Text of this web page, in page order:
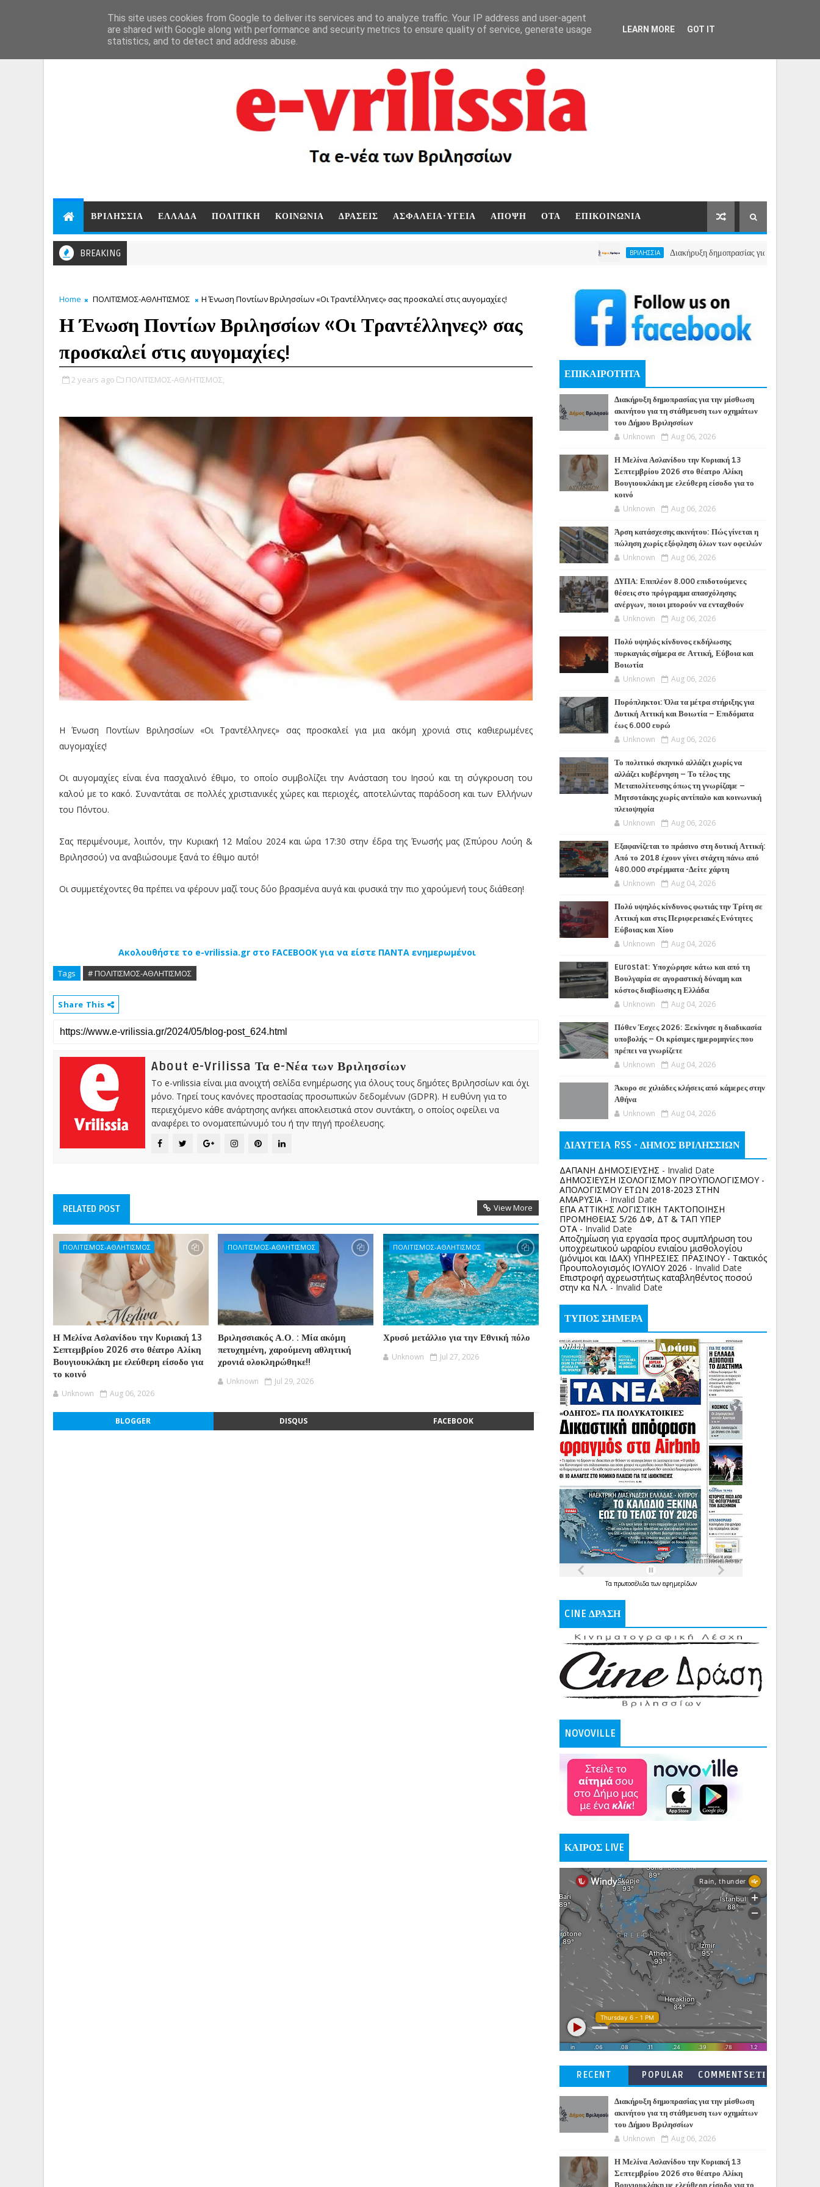
ΒΡΙΛΗΣΣΙΑ ΕΛΛΑΔΑ ΠΟΛΙΤΙΚΗ ΚΟΙΝΩΝΙΑ ΔΡΑΣΕΙΣ ΑΣΦΑΛΕΙΑ-ΥΓΕΙΑ ΑΠΟΨΗ ΟΤΑ ΕΠΙΚΟΙΝΩΝΙΑ
BREAKING ΒΡΙΛΗΣΣΙΑ Διακήρυξη δημοπρασίας για την μίσθωση ακινήτου
Home ΠΟΛΙΤΙΣΜΟΣ-ΑΘΛΗΤΙΣΜΟΣ Η Ένωση Ποντίων Βριλησσίων «Οι Τραντέλληνες» σας προσκαλεί στις αυγομαχίες!
Η Ένωση Ποντίων Βριλησσίων «Οι Τραντέλληνες» σας
προσκαλεί στις αυγομαχίες!
2 years ago ΠΟΛΙΤΙΣΜΟΣ-ΑΘΛΗΤΙΣΜΟΣ,
Η Ένωση Ποντίων Βριλησσίων «Οι Τραντέλληνες» σας προσκαλεί για μια ακόμη χρονιά στις καθιερωμένες
αυγομαχίες!
Οι αυγομαχίες είναι ένα πασχαλινό έθιμο, το οποίο συμβολίζει την Ανάσταση του Ιησού και τη σύγκρουση του
καλού με το κακό. Συναντάται σε πολλές χριστιανικές χώρες και περιοχές, αποτελώντας παράδοση και των Ελλήνων
του Πόντου.
Σας περιμένουμε, λοιπόν, την Κυριακή 12 Μαΐου 2024 και ώρα 17:30 στην έδρα της Ένωσής μας (Σπύρου Λούη &
Βριλησσού) να αναβιώσουμε ξανά το έθιμο αυτό!
Οι συμμετέχοντες θα πρέπει να φέρουν μαζί τους δύο βρασμένα αυγά και φυσικά την πιο χαρούμενή τους διάθεση!
Ακολουθήστε το e-vrilissia.gr στο FACEBOOK για να είστε ΠΑΝΤΑ ενημερωμένοι
Tags # ΠΟΛΙΤΙΣΜΟΣ-ΑΘΛΗΤΙΣΜΟΣ
Share This
About e-Vrilissa Τα e-Νέα των Βριλησσίων
Το e-vrilissia είναι μια ανοιχτή σελίδα ενημέρωσης για όλους τους δημότες Βριλησσίων και όχι
μόνο. Τηρεί τους κανόνες προστασίας προσωπικών δεδομένων (GDPR). Η ευθύνη για το
περιεχόμενο κάθε ανάρτησης ανήκει αποκλειστικά στον συντάκτη, ο οποίος οφείλει να
αναφέρει το ονοματεπώνυμό του ή την πηγή προέλευσης.
RELATED POST View More
ΠΟΛΙΤΙΣΜΟΣ-ΑΘΛΗΤΙΣΜΟΣ
Η Μελίνα Ασλανίδου την Kυριακή 13
Σεπτεμβρίου 2026 στο θέατρο Αλίκη
Βουγιουκλάκη με ελεύθερη είσοδο για
το κοινό
Unknown Aug 06, 2026
ΠΟΛΙΤΙΣΜΟΣ-ΑΘΛΗΤΙΣΜΟΣ
Βριλησσιακός Α.Ο. : Μία ακόμη
πετυχημένη, χαρούμενη αθλητική
χρονιά ολοκληρώθηκε!!
Unknown Jul 29, 2026
ΠΟΛΙΤΙΣΜΟΣ-ΑΘΛΗΤΙΣΜΟΣ
Χρυσό μετάλλιο για την Εθνική πόλο
Unknown Jul 27, 2026
BLOGGER DISQUS FACEBOOK
ΕΠΙΚΑΙΡΟΤΗΤΑ
Διακήρυξη δημοπρασίας για την μίσθωση
ακινήτου για τη στάθμευση των οχημάτων
του Δήμου Βριλησσίων
Unknown Aug 06, 2026
Η Μελίνα Ασλανίδου την Kυριακή 13
Σεπτεμβρίου 2026 στο θέατρο Αλίκη
Βουγιουκλάκη με ελεύθερη είσοδο για το
κοινό
Unknown Aug 06, 2026
Άρση κατάσχεσης ακινήτου: Πώς γίνεται η
πώληση χωρίς εξόφληση όλων των οφειλών
Unknown Aug 06, 2026
ΔΥΠΑ: Επιπλέον 8.000 επιδοτούμενες
θέσεις στο πρόγραμμα απασχόλησης
ανέργων, ποιοι μπορούν να ενταχθούν
Unknown Aug 06, 2026
Πολύ υψηλός κίνδυνος εκδήλωσης
πυρκαγιάς σήμερα σε Αττική, Εύβοια και
Βοιωτία
Unknown Aug 06, 2026
Πυρόπληκτοι: Όλα τα μέτρα στήριξης για
Δυτική Αττική και Βοιωτία – Επιδόματα
έως 6.000 ευρώ
Unknown Aug 06, 2026
Το πολιτικό σκηνικό αλλάζει χωρίς να
αλλάζει κυβέρνηση – Το τέλος της
Μεταπολίτευσης όπως τη γνωρίζαμε –
Μητσοτάκης χωρίς αντίπαλο και κοινωνική
πλειοψηφία
Unknown Aug 06, 2026
Εξαφανίζεται το πράσινο στη δυτική Αττική:
Από το 2018 έχουν γίνει στάχτη πάνω από
480.000 στρέμματα -Δείτε χάρτη
Unknown Aug 04, 2026
Πολύ υψηλός κίνδυνος φωτιάς την Τρίτη σε
Αττική και στις Περιφερειακές Ενότητες
Εύβοιας και Χίου
Unknown Aug 04, 2026
Eurostat: Υποχώρησε κάτω και από τη
Βουλγαρία σε αγοραστική δύναμη και
κόστος διαβίωσης η Ελλάδα
Unknown Aug 04, 2026
Πόθεν Έσχες 2026: Ξεκίνησε η διαδικασία
υποβολής – Οι κρίσιμες ημερομηνίες που
πρέπει να γνωρίζετε
Unknown Aug 04, 2026
Άκυρο σε χιλιάδες κλήσεις από κάμερες στην
Αθήνα
Unknown Aug 04, 2026
ΔΙΑΥΓΕΙΑ RSS - ΔΗΜΟΣ ΒΡΙΛΗΣΣΙΩΝ
ΔΑΠΑΝΗ ΔΗΜΟΣΙΕΥΣΗΣ - Invalid Date
ΔΗΜΟΣΙΕΥΣΗ ΙΣΟΛΟΓΙΣΜΟΥ ΠΡΟΫΠΟΛΟΓΙΣΜΟΥ -
ΑΠΟΛΟΓΙΣΜΟΥ ΕΤΩΝ 2018-2023 ΣΤΗΝ
ΑΜΑΡΥΣΙΑ - Invalid Date
ΕΠΑ ΑΤΤΙΚΗΣ ΛΟΓΙΣΤΙΚΗ ΤΑΚΤΟΠΟΙΗΣΗ
ΠΡΟΜΗΘΕΙΑΣ 5/26 ΔΦ, ΔΤ & ΤΑΠ ΥΠΕΡ
ΟΤΑ - Invalid Date
Αποζημίωση για εργασία προς συμπλήρωση του
υποχρεωτικού ωραρίου ενιαίου μισθολογίου
(μόνιμοι και ΙΔΑΧ) ΥΠΗΡΕΣΙΕΣ ΠΡΑΣΙΝΟΥ - Τακτικός
Προυπολογισμός ΙΟΥΛΙΟΥ 2026 - Invalid Date
Επιστροφή αχρεωστήτως καταβληθέντος ποσoύ
στην κα Ν.Λ. - Invalid Date
ΤΥΠΟΣ ΣΗΜΕΡΑ
Τα πρωτοσέλιδατων εφημερίδων
CINE ΔΡΑΣΗ
NOVOVILLE
ΚΑΙΡΟΣ LIVE
RECENT POPULAR
COMMENTSΕΤΙ
Διακήρυξη δημοπρασίας για την μίσθωση
ακινήτου για τη στάθμευση των οχημάτων
του Δήμου Βριλησσίων
Unknown Aug 06, 2026
Η Μελίνα Ασλανίδου την Kυριακή 13
Σεπτεμβρίου 2026 στο θέατρο Αλίκη
This site uses cookies from Google to deliver its services and to analyze traffic. Your IP address and user-agent
are shared with Google along with performance and security metrics to ensure quality of service, generate usage
statistics, and to detect and address abuse.
LEARN MORE GOT IT